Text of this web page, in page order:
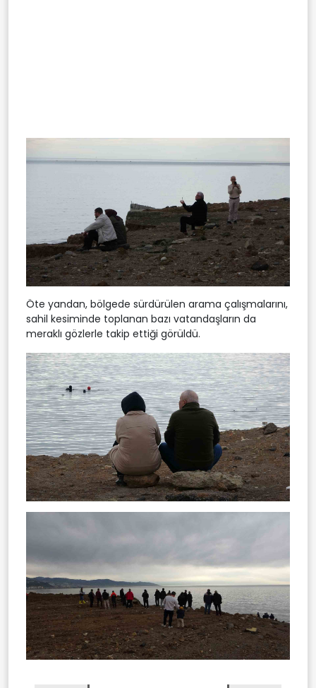
Öte yandan, bölgede sürdürülen arama çalışmalarını,
sahil kesiminde toplanan bazı vatandaşların da
meraklı gözlerle takip ettiği görüldü.